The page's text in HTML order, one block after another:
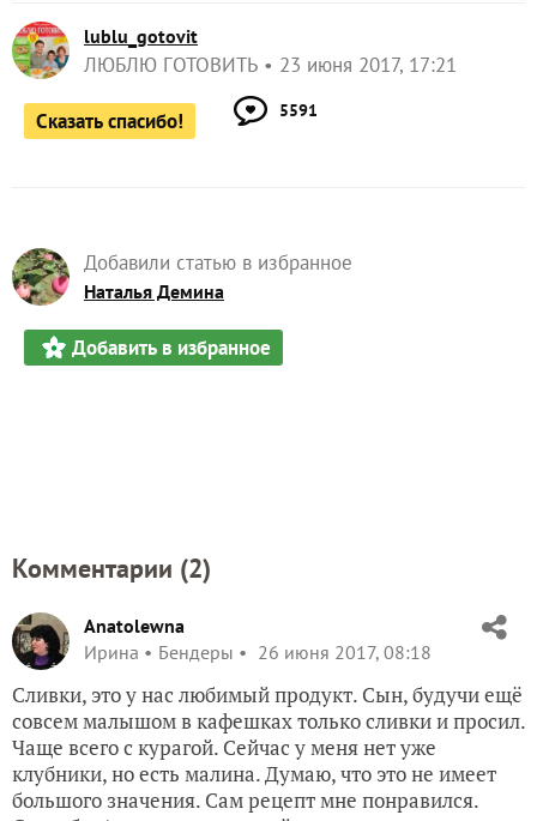
lublu_gotovit
ЛЮБЛЮ ГОТОВИТЬ 23 июня 2017, 17:21
Сказать спасибо! 5591
Добавили статью в избранное
Наталья Демина
Добавить в избранное
Комментарии (2)
Anatolewna
Ирина
Бендеры 26 июня 2017, 08:18
Сливки, это у нас любимый продукт. Сын, будучи ещё
совсем малышом в кафешках только сливки и просил.
Чаще всего с курагой. Сейчас у меня нет уже
клубники, но есть малина. Думаю, что это не имеет
большого значения. Сам рецепт мне понравился.